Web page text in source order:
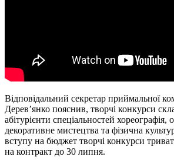
Відповідальний секретар приймальної
Дерев’янко пояснив, творчі конкурси
абітурієнти спеціальностей хореографія,
декоративне мистецтва та фізична
вступу на бюджет творчі конкурси
на контракт до 30 липня.